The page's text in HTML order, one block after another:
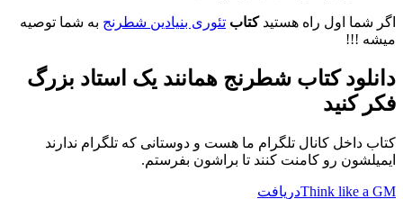
اگر شما اول راه هستیدکتاب تئوری بنیادین شطرنج به شما توصیه
میشه !!!
دانلود کتاب شطرنج همانند یک استاد بزرگ
فکر کنید
کتاب داخل کانال تلگرام ما هست و دوستانی که تلگرام ندارند
ایمیلشون رو کامنت کنند تا براشون بفرستم.
Think like a GMدریافت